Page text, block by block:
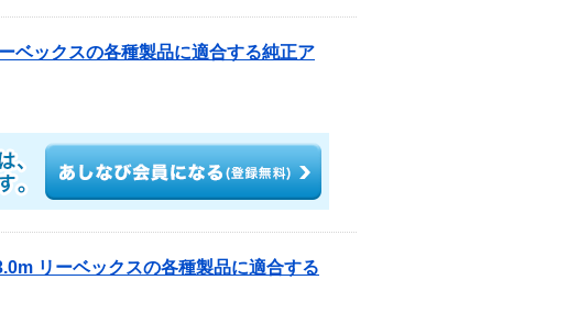
ベックスの各種製品に適合する純正ア
リーベックスの各種製品に適合する